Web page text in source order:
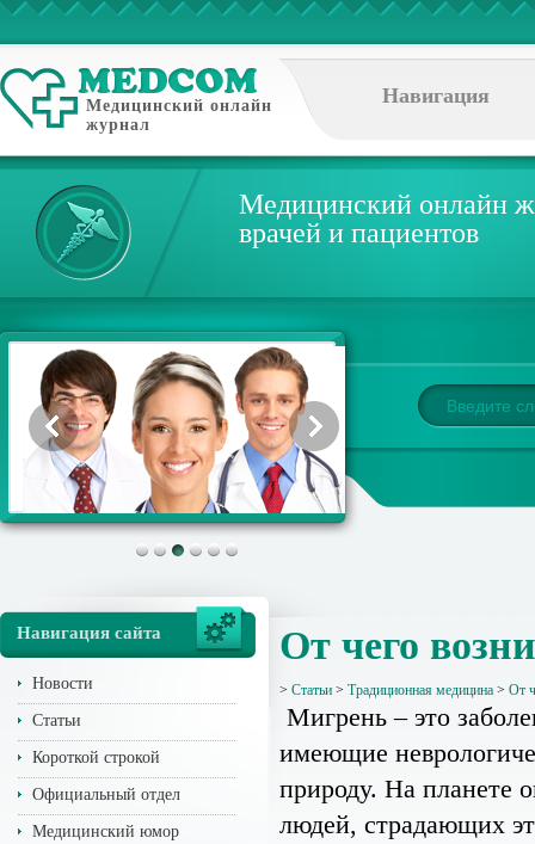
Медицинский онлайн
журнал
Навигация
Медицинский онлайн
врачей и пациентов
Навигация сайта
Новости
Статьи
Короткой строкой
Официальный отдел
Медицинский юмор
От чего
> Статьи > Традиционная медицина > От
Мигрень – это
имеющие
природу. На планете
людей, страдающих